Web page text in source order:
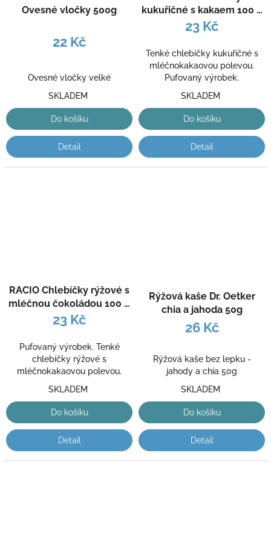
Ovesné vločky 500g
22 Kč
Ovesné vločky velké
SKLADEM
Do košíku
Detail
kukuřičné s kakaem 100 g
1 ks
23 Kč
Tenké chlebíčky kukuřičné s
mléčnokakaovou polevou.
Pufovaný výrobek.
SKLADEM
Do košíku
Detail
RACIO Chlebíčky rýžové s
mléčnou čokoládou 100 g
1 ks
23 Kč
Pufovaný výrobek. Tenké
chlebíčky rýžové s
mléčnokakaovou polevou.
SKLADEM
Do košíku
Detail
Rýžová kaše Dr. Oetker
chia a jahoda 50g
26 Kč
Rýžová kaše bez lepku -
jahody a chia 50g
SKLADEM
Do košíku
Detail